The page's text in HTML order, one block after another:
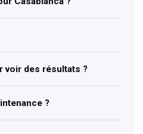
voir des résultats ?
?